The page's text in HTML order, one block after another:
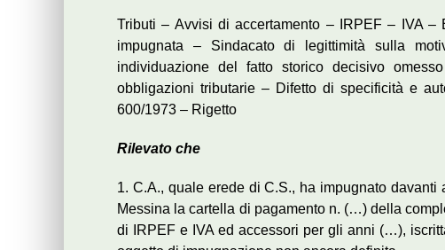
Tributi – Avvisi di accertamento – IRPEF – IVA
impugnata – Sindacato di legittimità sulla
individuazione del fatto storico decisivo
obbligazioni tributarie – Difetto di specificità e
600/1973 – Rigetto
Rilevato che
1. C.A., quale erede di C.S., ha impugnato
Messina la cartella di pagamento n. (…) della
di IRPEF e IVA ed accessori per gli anni (…),